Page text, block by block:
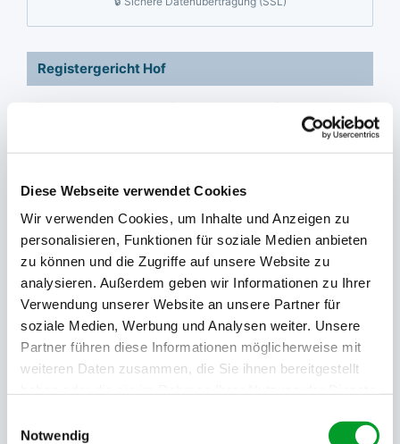
Diese Webseite verwendet Cookies
Wir verwenden Cookies, um Inhalte und Anzeigen zu
personalisieren, Funktionen für soziale Medien anbieten
zu können und die Zugriffe auf unsere Website zu
analysieren. Außerdem geben wir Informationen zu Ihrer
Verwendung unserer Website an unsere Partner für
soziale Medien, Werbung und Analysen weiter. Unsere
Partner führen diese Informationen möglicherweise mit
weiteren Daten zusammen, die Sie ihnen bereitgestellt
Notwendig
Registergericht Hof
Sie brauchen schnell einen Handelsregisterauszug
oder andere Firmeninformationen aus Hof? Dann
können Sie auch gleich hier bei uns bestellen.
Verfügbare Dokumente
Aktueller Handelsregisterauszug
Die aktuelle Fassung aller Eintragungen im
Handelsregister des Amtsgerichts Hof.